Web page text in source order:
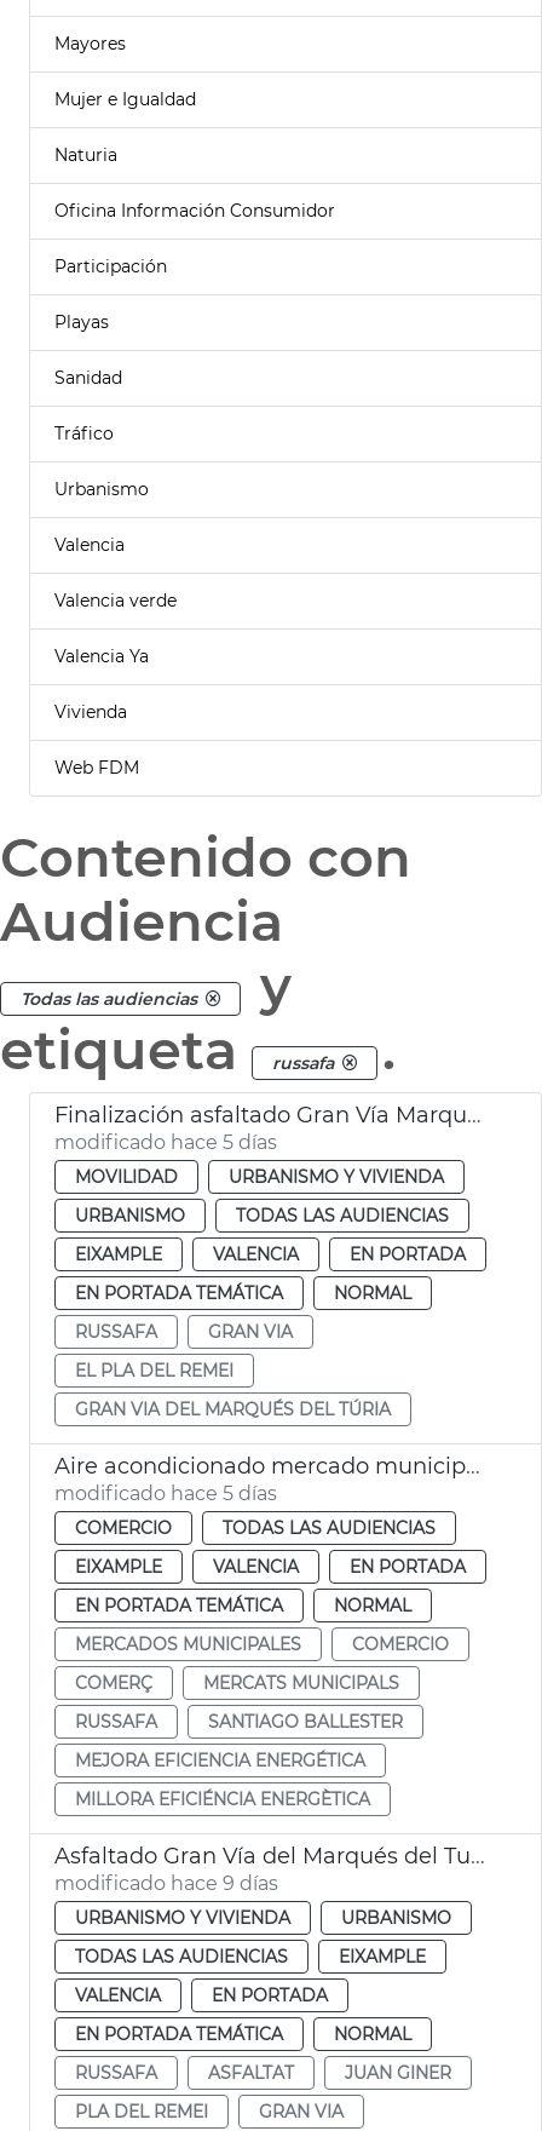
Mayores
Mujer e Igualdad
Naturia
Oficina Información Consumidor
Participación
Playas
Sanidad
Tráfico
Urbanismo
Valencia
Valencia verde
Valencia Ya
Vivienda
Web FDM
Contenido con
Audiencia
Todas las audiencias
y
etiqueta
russafa .
Finalización asfaltado Gran Vía Marqués del Túria València
modificado hace 5 días
MOVILIDAD
URBANISMO Y VIVIENDA
URBANISMO
TODAS LAS AUDIENCIAS
EIXAMPLE
VALENCIA
EN PORTADA
EN PORTADA TEMÁTICA
NORMAL
RUSSAFA
GRAN VIA
EL PLA DEL REMEI
GRAN VIA DEL MARQUÉS DEL TÚRIA
Aire acondicionado mercado municipal Russafa
modificado hace 5 días
COMERCIO
TODAS LAS AUDIENCIAS
EIXAMPLE
VALENCIA
EN PORTADA
EN PORTADA TEMÁTICA
NORMAL
MERCADOS MUNICIPALES
COMERCIO
COMERÇ
MERCATS MUNICIPALS
RUSSAFA
SANTIAGO BALLESTER
MEJORA EFICIENCIA ENERGÉTICA
MILLORA EFICIÉNCIA ENERGÈTICA
Asfaltado Gran Vía del Marqués del Turia València
modificado hace 9 días
URBANISMO Y VIVIENDA
URBANISMO
TODAS LAS AUDIENCIAS
EIXAMPLE
VALENCIA
EN PORTADA
EN PORTADA TEMÁTICA
NORMAL
RUSSAFA
ASFALTAT
JUAN GINER
PLA DEL REMEI
GRAN VIA